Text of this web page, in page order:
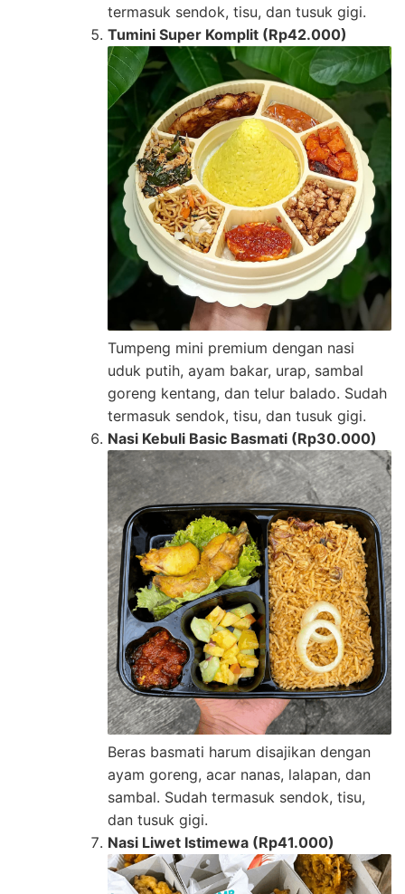
termasuk sendok, tisu, dan tusuk gigi.
Tumini Super Komplit (Rp42.000)
Tumpeng mini premium dengan nasi
uduk putih, ayam bakar, urap, sambal
goreng kentang, dan telur balado. Sudah
termasuk sendok, tisu, dan tusuk gigi.
Nasi Kebuli Basic Basmati (Rp30.000)
Beras basmati harum disajikan dengan
ayam goreng, acar nanas, lalapan, dan
sambal. Sudah termasuk sendok, tisu,
dan tusuk gigi.
Nasi Liwet Istimewa (Rp41.000)